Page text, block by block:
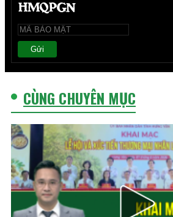
Gửi
CÙNG CHUYÊN MỤC